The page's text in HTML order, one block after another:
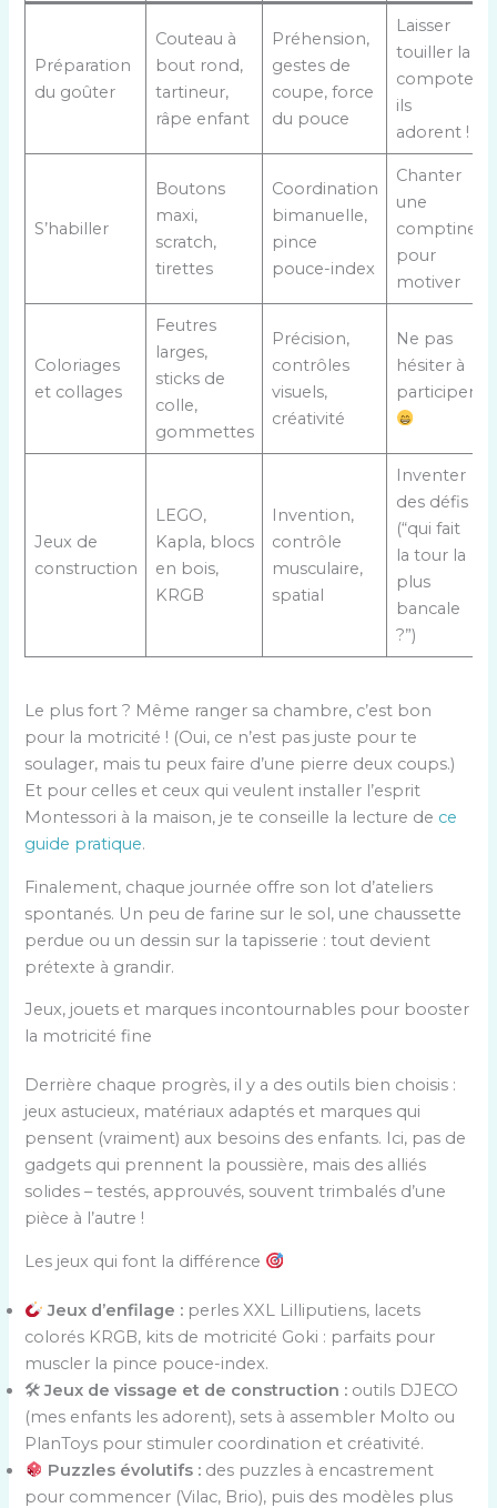
Préparation
du goûter
Couteau à
bout rond,
tartineur,
râpe enfant
Préhension,
gestes de
coupe, force
du pouce
Laisser
touiller la
compote,
ils
adorent !
S’habiller
Boutons
maxi,
scratch,
tirettes
Coordination
bimanuelle,
pince
pouce-index
Chanter
une
comptine
pour
motiver
Coloriages
et collages
Feutres
larges,
sticks de
colle,
gommettes
Précision,
contrôles
visuels,
créativité
Ne pas
hésiter à
participer
Jeux de
construction
LEGO,
Kapla, blocs
en bois,
KRGB
Invention,
contrôle
musculaire,
spatial
Inventer
des défis
(“qui fait
la tour la
plus
bancale
?”)
Le plus fort ? Même ranger sa chambre, c’est bon
pour la motricité ! (Oui, ce n’est pas juste pour te
soulager, mais tu peux faire d’une pierre deux coups.)
Et pour celles et ceux qui veulent installer l’esprit
Montessori à la maison, je te conseille la lecture de ce
guide pratique.
Finalement, chaque journée offre son lot d’ateliers
spontanés. Un peu de farine sur le sol, une chaussette
perdue ou un dessin sur la tapisserie : tout devient
prétexte à grandir.
Jeux, jouets et marques incontournables pour booster
la motricité fine
Derrière chaque progrès, il y a des outils bien choisis :
jeux astucieux, matériaux adaptés et marques qui
pensent (vraiment) aux besoins des enfants. Ici, pas de
gadgets qui prennent la poussière, mais des alliés
solides – testés, approuvés, souvent trimbalés d’une
pièce à l’autre !
Les jeux qui font la différence
Jeux d’enfilage : perles XXL Lilliputiens, lacets
colorés KRGB, kits de motricité Goki : parfaits pour
muscler la pince pouce-index.
🛠Jeux de vissage et de construction : outils DJECO
(mes enfants les adorent), sets à assembler Molto ou
PlanToys pour stimuler coordination et créativité.
Puzzles évolutifs : des puzzles à encastrement
pour commencer (Vilac, Brio), puis des modèles plus